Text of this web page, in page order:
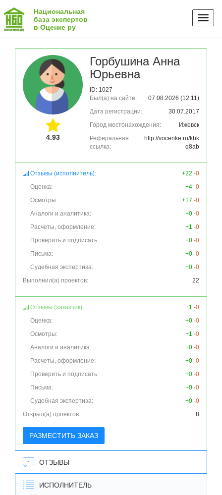
Национальная
база экспертов
в Оценке ру
4.93
Горбушина Анна
Юрьевна
ID: 1027
Был(а) на сайте:
07.08.2026 (12:11)
Дата регистрации:
30.07.2017
Город местонахождения:
Ижевск
Реферальная
ссылка:
http://vocenke.ru/khk
q8ab
Отзывы (исполнитель): +22 -0
Оценка:
+4 -0
Осмотры:
+17 -0
Аналоги и аналитика:
+0 -0
Расчеты, оформление:
+1 -0
Проверить и подписать:
+0 -0
Письма:
+0 -0
Судебная экспертиза:
+0 -0
Выполнил(а) проектов:
22
Отзывы (заказчик): +1 -0
Оценка:
+0 -0
Осмотры:
+1 -0
Аналоги и аналитика:
+0 -0
Расчеты, оформление:
+0 -0
Проверить и подписать:
+0 -0
Письма:
+0 -0
Судебная экспертиза:
+0 -0
Открыл(а) проектов:
8
РАЗМЕСТИТЬ ЗАКАЗ
ОТЗЫВЫ
ИСПОЛНИТЕЛЬ